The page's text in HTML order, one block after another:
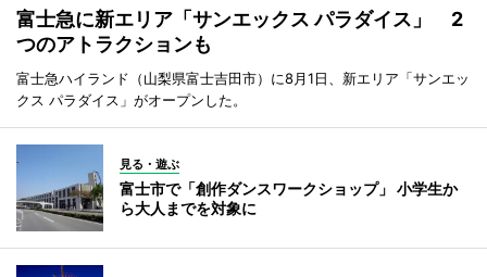
富士急に新エリア「サンエックス パラダイス」 2
つのアトラクションも
富士急ハイランド（山梨県富士吉田市）に8月1日、新エリア「サンエッ
クス パラダイス」がオープンした。
見る・遊ぶ
富士市で「創作ダンスワークショップ」 小学生か
ら大人までを対象に